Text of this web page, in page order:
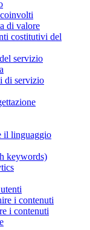
di valore
costitutivi del
servizio
di servizio
il linguaggio
keywords)
i contenuti
i contenuti